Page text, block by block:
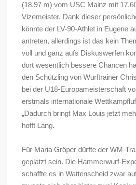
(18,97 m) vom USC Mainz mit
Vizemeister. Dank dieser
könnte der LV-90-Athlet in Eugene
antreten, allerdings ist das kein
voll und ganz aufs Diskuswerfen
dort wesentlich bessere Chancen
den Schützling von Wurftrainer
bei der U18-Europameisterschaft
erstmals internationale
„Dadurch bringt Max Louis jetzt
hofft Lang.
Für Maria Gröper dürfte der WM-
geplatzt sein. Die Hammerwurf-
schaffte es in Wattenscheid zwar